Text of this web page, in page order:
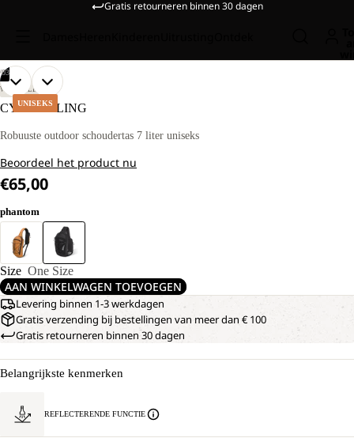
Gratis retourneren binnen 30 dagen
UNISEKS
03
AFBEELDING
OPENEN
VOLLEDIG
AFBEELDING
OPENEN
VOLLEDIG
AFBEELDING
OPENEN
VOLLEDIG
WANDELEN
CYROX SLING
Robuuste outdoor schoudertas 7 liter uniseks
Beoordeel het product nu
€65,00
phantom
Size One Size
AAN WINKELWAGEN TOEVOEGEN
Levering binnen 1-3 werkdagen
Gratis verzending bij bestellingen van meer dan € 100
Gratis retourneren binnen 30 dagen
Belangrijkste kenmerken
REFLECTERENDE FUNCTIE